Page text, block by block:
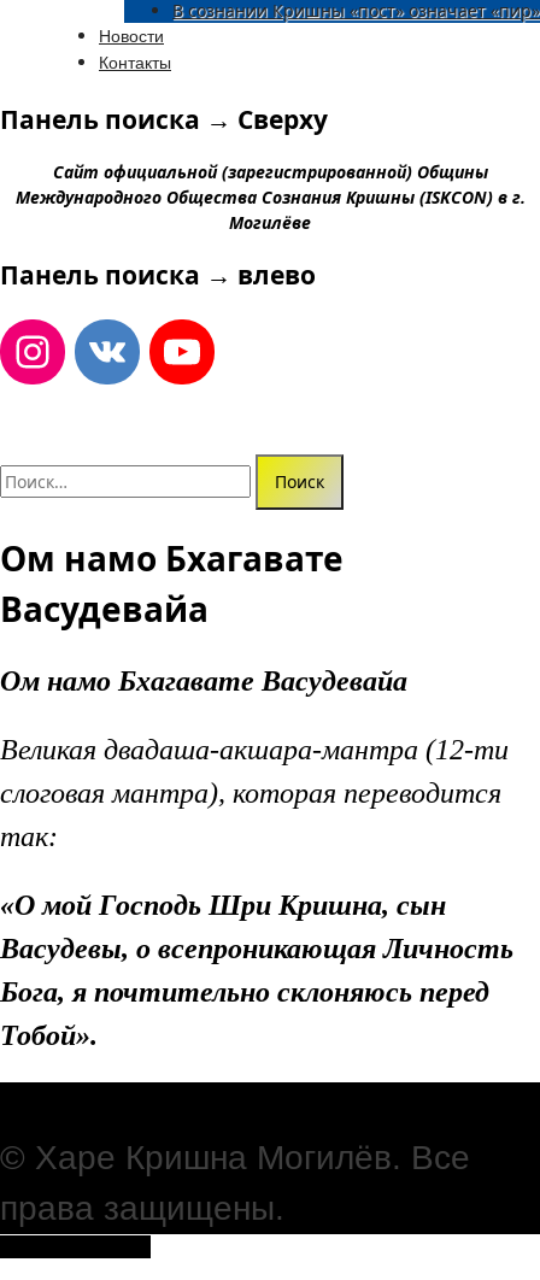
В сознании Кришны «пост» означает «пир»
Новости
Контакты
Панель поиска → Сверху
Сайт официальной (зарегистрированной) Общины
Международного Общества Сознания Кришны (ISKCON) в г.
Могилёве
Панель поиска → влево
Найти:
Ом намо Бхагавате
Васудевайа
Ом намо Бхагавате Васудевайа
Великая двадаша-акшара-мантра (12-ти
слоговая мантра), которая переводится
так:
«О мой Господь Шри Кришна, сын
Васудевы, о всепроникающая Личность
Бога, я почтительно склоняюсь перед
Тобой».
© Харе Кришна Могилёв. Все
права защищены.